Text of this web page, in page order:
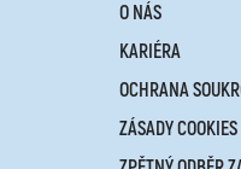
O NÁS
KARIÉRA
OCHRANA
ZÁSADY COOKIES